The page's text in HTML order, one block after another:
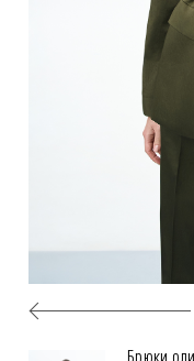
Брюки